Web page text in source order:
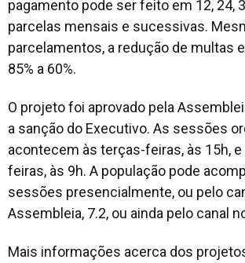
pagamento pode ser feito em 12, 24,
parcelas mensais e sucessivas.
parcelamentos, a redução de multas
85% a 60%.
O projeto foi aprovado pela
a sanção do Executivo. As sessões
acontecem às terças-feiras, às 15h, e
feiras, às 9h. A população pode
sessões presencialmente, ou pelo
Assembleia, 7.2, ou ainda pelo canal
Mais informações acerca dos